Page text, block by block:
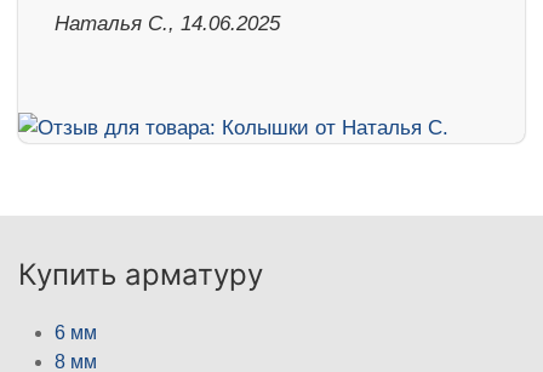
Наталья С., 14.06.2025
Купить арматуру
6 мм
8 мм